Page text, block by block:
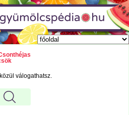
közül válogathatsz.